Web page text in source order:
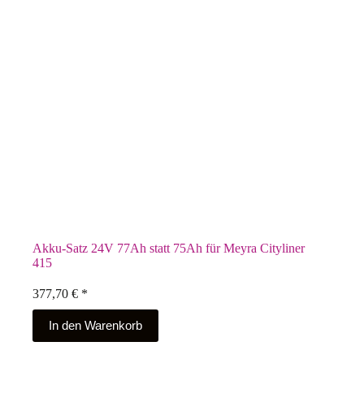
Akku-Satz 24V 77Ah statt 75Ah für Meyra Cityliner
415
377,70 € *
In den Warenkorb